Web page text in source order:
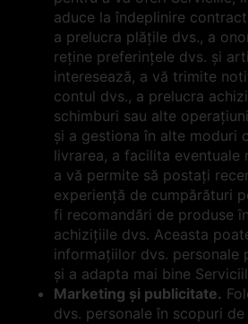
aduce la îndeplinire
a prelucra plățile dvs., a
reține preferințele dvs. și
interesează, a vă trimite
contul dvs., a prelucra
schimburi sau alte
și a gestiona în alte moduri
livrarea, a facilita eventuale
a vă permite să postați
experiență de cumpărături
fi recomandări de produse
achizițiile dvs. Aceasta
informațiilor dvs. personale
și a adapta mai bine
Marketing și publicitate.
dvs. personale în scopuri